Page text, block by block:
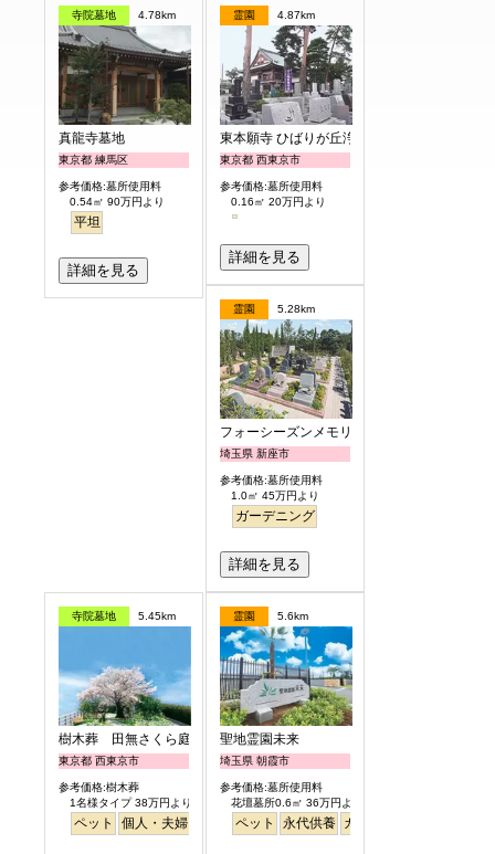
寺院墓地 4.78km
真龍寺墓地
東京都 練馬区
参考価格:墓所使用料
0.54㎡ 90万円より
平坦
詳細を見る
霊園 4.87km
東本願寺 ひばりが丘浄苑
東京都 西東京市
参考価格:墓所使用料
0.16㎡ 20万円より
詳細を見る
霊園 5.28km
フォーシーズンメモリアル新座
埼玉県 新座市
参考価格:墓所使用料
1.0㎡ 45万円より
ガーデニング
詳細を見る
寺院墓地 5.45km
樹木葬 田無さくら庭園
東京都 西東京市
参考価格:樹木葬
1名様タイプ 38万円より
ペット 個人・夫婦 永代供養 樹木葬 公園墓地
霊園 5.6km
聖地霊園未来
埼玉県 朝霞市
参考価格:墓所使用料
花壇墓所0.6㎡ 36万円より
ペット 永代供養 ガーデニング